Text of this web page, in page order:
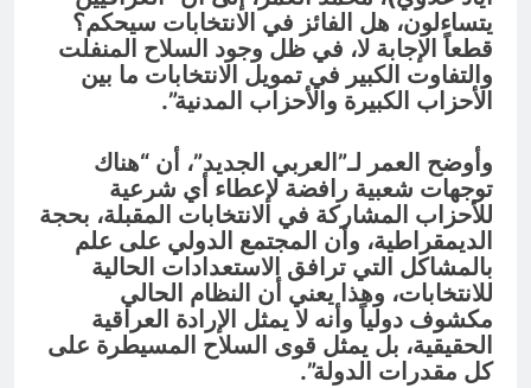
يتساءلون، هل الفائز في الانتخابات سيحكم؟
قطعاً الإجابة لا، في ظل وجود السلاح المنفلت
والتفاوت الكبير في تمويل الانتخابات ما بين
الأحزاب الكبيرة والأحزاب المدنية”.
وأوضح العمر لـ”العربي الجديد”، أن “هناك
توجهات شعبية رافضة لإعطاء أي شرعية
للأحزاب المشاركة في الانتخابات المقبلة، بحجة
الديمقراطية، وأن المجتمع الدولي على علم
بالمشاكل التي ترافق الاستعدادات الحالية
للانتخابات، وهذا يعني أن النظام الحالي
مكشوف دولياً وأنه لا يمثل الإرادة العراقية
الحقيقية، بل يمثل قوى السلاح المسيطرة على
كل مقدرات الدولة”.